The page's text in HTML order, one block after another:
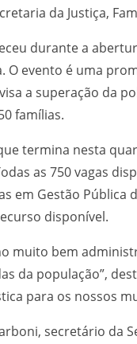
da Justiça,
durante a
O evento é uma
a superação da
famílias.
termina nesta
as 750 vagas
em Gestão
disponível.
muito bem
da população”,
para os nossos
secretário da